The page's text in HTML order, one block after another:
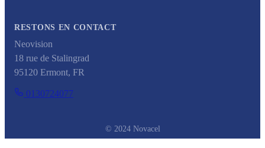
RESTONS EN CONTACT
Neovision
18 rue de Stalingrad
95120 Ermont, FR
0130724077
© 2024 Novacel